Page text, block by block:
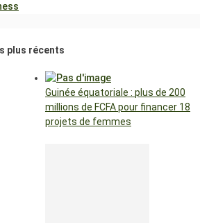
plus récents
Guinée équatoriale : plus de 200
millions de FCFA pour financer 18
projets de femmes